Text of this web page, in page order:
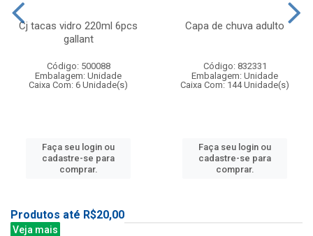
Cj tacas vidro 220ml 6pcs
gallant
Código: 500088
Embalagem: Unidade
Caixa Com: 6 Unidade(s)
Faça seu login ou
cadastre-se para
comprar.
Capa de chuva adulto
Código: 832331
Embalagem: Unidade
Caixa Com: 144 Unidade(s)
Faça seu login ou
cadastre-se para
comprar.
Produtos até R$20,00
Veja mais